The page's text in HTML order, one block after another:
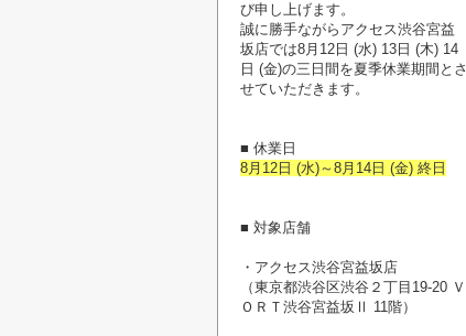
び申し上げます。
誠に勝手ながらアクセス渋谷宮益
坂店では8月12日 (水) 13日 (木) 14
日 (金)の三日間を夏季休業期間とさ
せていただきます。
■ 休業日
8月12日 (水)～8月14日 (金) 終日
■ 対象店舗
・アクセス渋谷宮益坂店
（東京都渋谷区渋谷２丁目19-20 Ｖ
ＯＲＴ渋谷宮益坂Ⅱ 11階）